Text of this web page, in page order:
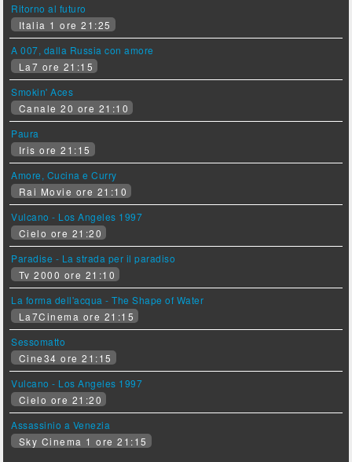
Ritorno al futuro
Italia 1 ore 21:25
A 007, dalla Russia con amore
La7 ore 21:15
Smokin' Aces
Canale 20 ore 21:10
Paura
Iris ore 21:15
Amore, Cucina e Curry
Rai Movie ore 21:10
Vulcano - Los Angeles 1997
Cielo ore 21:20
Paradise - La strada per il paradiso
Tv 2000 ore 21:10
La forma dell'acqua - The Shape of Water
La7Cinema ore 21:15
Sessomatto
Cine34 ore 21:15
Vulcano - Los Angeles 1997
Cielo ore 21:20
Assassinio a Venezia
Sky Cinema 1 ore 21:15